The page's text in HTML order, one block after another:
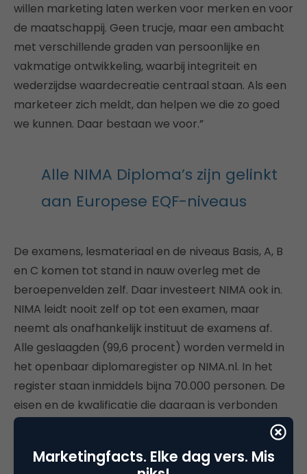
willen marketing laten werken voor merken en voor
de maatschappij. Geen trucje, maar een ambacht
met verschillende graden van persoonlijke en
vakmatige ontwikkeling, waarbij integriteit en
wederzijdse waardecreatie centraal staan. Als een
marketeer zich meldt, dan helpen we die zo goed
we kunnen. Daar bestaan we voor.”
Alle NIMA Diploma’s zijn gelinkt
aan Europese EQF-niveaus
De examens, lesmateriaal en de niveaus Basis, A, B
en C komen tot stand in nauw overleg met de
beroepenvelden zelf. Daar investeert NIMA ook in.
NIMA leidt nooit zelf op tot een examen, maar
neemt als onafhankelijk instituut de examens af.
Alle geslaagden (99,6 procent) worden vermeld in
het openbaar diplomaregister op NIMA.nl. In het
register staan inmiddels bijna 70.000 personen. De
eisen en de kwalificatie die daaraan is verbonden
zijn ooit in het leven geroepen door de oprichters
reclamebureaus en marketingwetenschappers.
Marketingfacts. Elke dag vers. Mis